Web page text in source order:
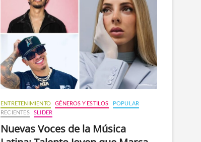
n
ú
ENTRETENIMIENTO GÉNEROS Y ESTILOS
POPULAR
RECIENTES
SLIDER
Nuevas Voces de la Música